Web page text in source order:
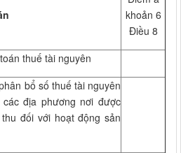
khoản 6
Điều 8
thuế tài nguyên
bổ số thuế tài nguyên
địa phương nơi được
đối với hoạt động sản